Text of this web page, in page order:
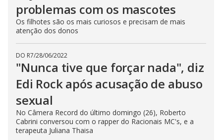
problemas com os mascotes
Os filhotes são os mais curiosos e precisam de mais
atenção dos donos
DO R7/28/06/2022
"Nunca tive que forçar nada", diz
Edi Rock após acusação de abuso
sexual
No Câmera Record do último domingo (26), Roberto
Cabrini conversou com o rapper do Racionais MC's, e a
terapeuta Juliana Thaisa